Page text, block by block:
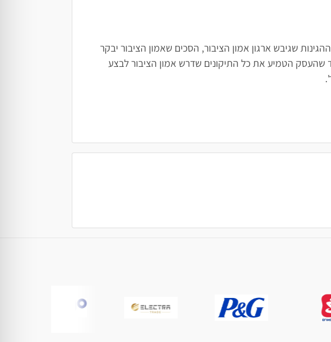
שגיבש ארגון אמון הציבור, הסכים שאמון הציבור יבקר
שהעסק הטמיע את כל התיקונים שדרש אמון הציבור לבצע